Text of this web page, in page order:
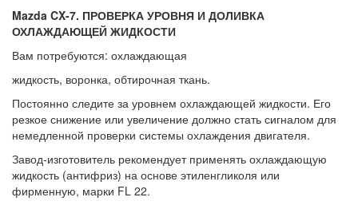
Mazda CX-7. ПРОВЕРКА УРОВНЯ И ДОЛИВКА
ОХЛАЖДАЮЩЕЙ ЖИДКОСТИ
Вам потребуются: охлаждающая
жидкость, воронка, обтирочная ткань.
Постоянно следите за уровнем охлажда­ющей жидкости. Его
резкое снижение или увеличение должно стать сигналом для
не­медленной проверки системы охлаждения двигателя.
Завод-изготовитель рекомендует приме­нять охлаждающую
жидкость (антифриз) на основе этиленгликоля или
фирменную, марки FL 22.